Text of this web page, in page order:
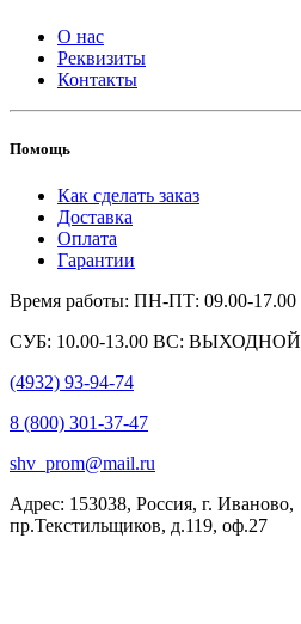
О нас
Реквизиты
Контакты
Помощь
Как сделать заказ
Доставка
Оплата
Гарантии
Время работы: ПН-ПТ: 09.00-17.00
СУБ: 10.00-13.00 ВС: ВЫХОДНОЙ
(4932) 93-94-74
8 (800) 301-37-47
shv_prom@mail.ru
Адрес: 153038, Россия, г. Иваново,
пр.Текстильщиков, д.119, оф.27